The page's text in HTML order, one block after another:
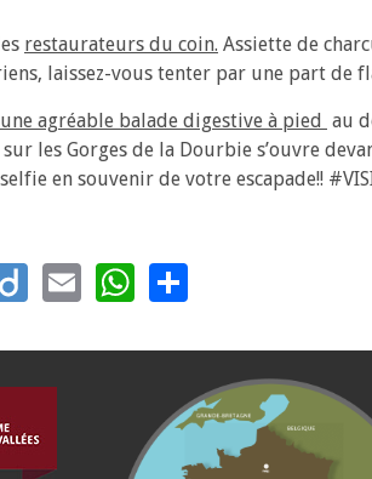
restaurateurs du coin. Assiette de
laissez-vous tenter par une part de
une agréable balade digestive à pied au
les Gorges de la Dourbie s’ouvre
en souvenir de votre escapade!!
DiigoEmailWhatsApp